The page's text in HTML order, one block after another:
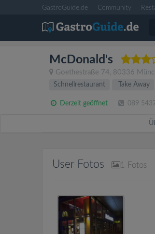
GastroGuide.de Community
McDonald's
Goethestraße 74, 80336
Schnellrestaurant
Take Away
Derzeit geöffnet 089
User Fotos 1 Fotos